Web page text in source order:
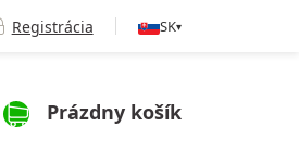
Registrácia SK▾
NÁKUPNÝ KOŠÍK
Prázdny košík